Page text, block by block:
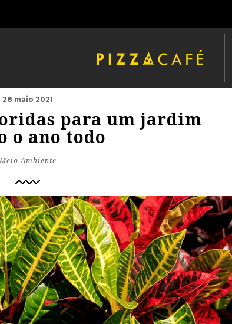
28 maio 2021
para um jardim
o ano todo
Meio Ambiente